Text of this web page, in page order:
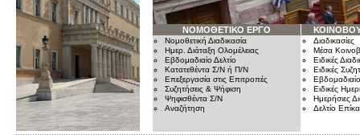
ΝΟΜΟΘΕΤΙΚΟ ΕΡΓΟ
Νομοθετική Διαδικασία
Ημερ. Διάταξη Ολομέλειας
Εβδομαδιαίο Δελτίο
Κατατεθέντα Σ/Ν ή Π/Ν
Επεξεργασία στις Επιτροπές
Συζητήσεις & Ψήφιση
Ψηφισθέντα Σ/Ν
Αναζήτηση
Διαδικασίες
Μέσα
Ειδικές
Ειδικές
Εβδομαδιαίο
Ειδικές
Ημερήσιες
Δελτίο